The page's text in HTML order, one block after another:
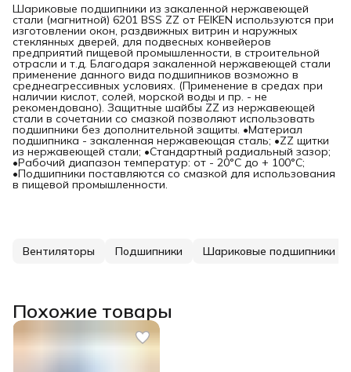
Шариковые подшипники из закаленной нержавеющей
стали (магнитной) 6201 BSS ZZ от FEIKEN используются при
изготовлении окон, раздвижных витрин и наружных
стеклянных дверей, для подвесных конвейеров
предприятий пищевой промышленности, в строительной
отрасли и т.д. Благодаря закаленной нержавеющей стали
применение данного вида подшипников возможно в
среднеагрессивных условиях. (Применение в средах при
наличии кислот, солей, морской воды и пр. - не
рекомендовано). Защитные шайбы ZZ из нержавеющей
стали в сочетании со смазкой позволяют использовать
подшипники без дополнительной защиты. •Материал
подшипника - закаленная нержавеющая сталь; •ZZ щитки
из нержавеющей стали; •Стандартный радиальный зазор;
•Рабочий диапазон температур: от - 20°C до + 100°C;
•Подшипники поставляются со смазкой для использования
в пищевой промышленности.
Вентиляторы Подшипники Шариковые подшипники
Похожие товары